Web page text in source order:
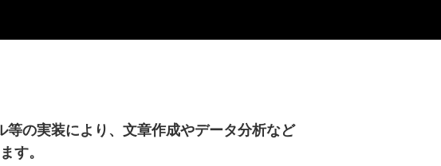
の実装により、文章作成やデータ分析など
す。